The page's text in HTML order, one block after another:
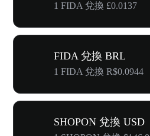
1 FIDA 兌換 £0.0137
FIDA 兌換 BRL
1 FIDA 兌換 R$0.0944
SHOPON 兌換 USD